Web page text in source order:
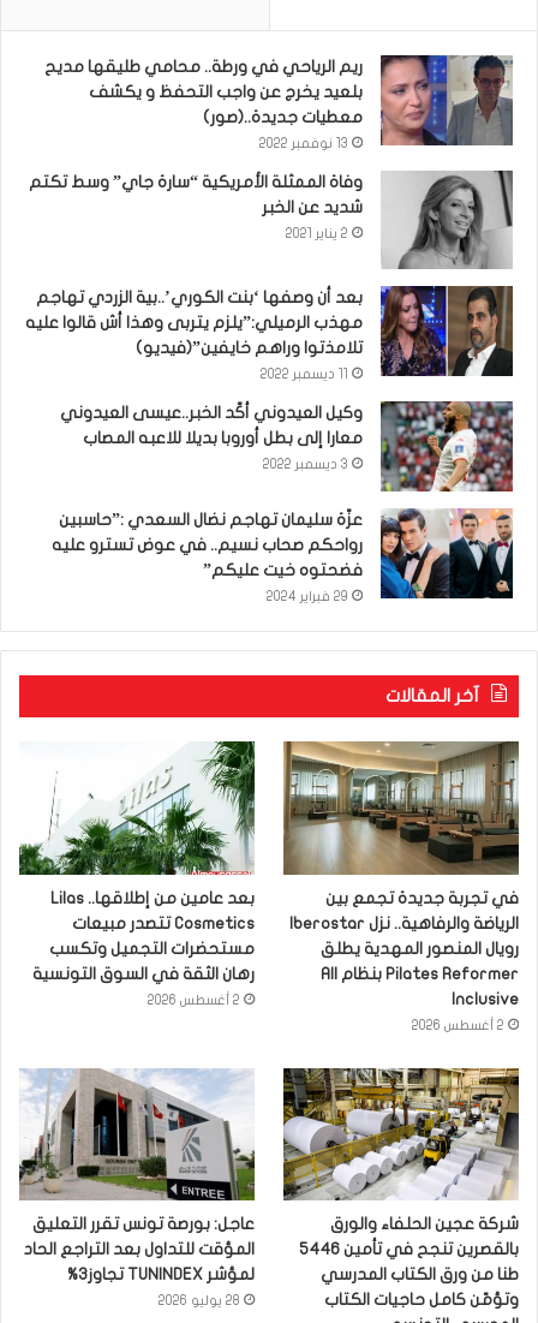
ريم الرياحي في ورطة.. محامي طليقها مديح
بلعيد يخرج عن واجب التحفظ و يكشف
معطيات جديدة..(صور)
13 نوفمبر 2022
وفاة الممثلة الأمريكية “سارة جاي” وسط تكتم
شديد عن الخبر
2 يناير 2021
بعد أن وصفها ‘بنت الكوري’..بية الزردي تهاجم
مهذب الرميلي:”يلزم يتربى وهذا أش قالوا عليه
تلامذتوا وراهم خايفين”(فيديو)
وكيل العيدوني أكّد الخبر..عيسى العيدوني
معارا إلى بطل أوروبا بديلا للاعبه المصاب
3 ديسمبر 2022
عزّة سليمان تهاجم نضال السعدي :”حاسبين
رواحكم صحاب نسيم.. في عوض تسترو عليه
فضحتوه خيت عليكم”
29 فبراير 2024
آخر المقالات
في تجربة جديدة تجمع بين
رويال المنصور المهدية يطلق
Pilates Reformer بنظام All
Inclusive
2 أغسطس 2026
بعد عامين من إطلاقها.. Lilas
Cosmetics تتصدر مبيعات
مستحضرات التجميل وتكسب
رهان الثقة في السوق التونسية
2 أغسطس 2026
شركة عجين الحلفاء والورق
بالقصرين تنجح في تأمين 5446
طنا من ورق الكتاب المدرسي
وتؤمّن كامل حاجيات الكتاب
عاجل: بورصة تونس تقرر التعليق
المؤقت للتداول بعد التراجع الحاد
لمؤشر TUNINDEX تجاوز3%
28 يوليو 2026